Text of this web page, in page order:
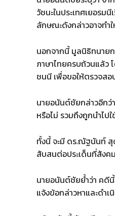
วัชนะในประเทศเยอร
ลักษณะดังกล่าวอาจทำ
นอกจากนี้ มูลนิธิทนาย
ภาษาไทยครบถ้วนแล้ว
ชนนี เพื่อขอให้ตรวจสอ
นายอนันต์ชัยกล่าวอีกว่
หรือไม่ รวมถึงถูกนำไป
ทั้งนี้ จะมี ดร.ณัฐนันท์ สุ
สับสนต่อประเด็นที่สังค
นายอนันต์ชัยย้ำว่า คดี
แจ้งข้อกล่าวหาและดำ